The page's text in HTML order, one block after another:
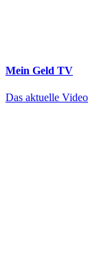
Mein Geld TV
Das aktuelle Video